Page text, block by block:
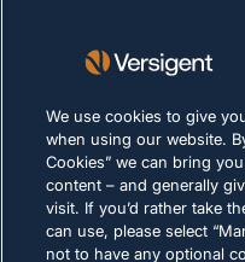
供应商
职业生涯
隐私声明
使用条款
We use cookies to give
when using our website.
Cookies” we can bring
content – and generally
visit. If you’d rather take
can use, please select
not to have any optional